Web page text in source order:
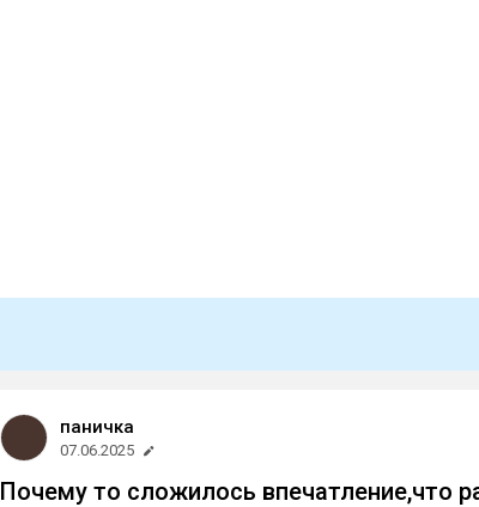
паничка
07.06.2025
Почему то сложилось впечатление,что